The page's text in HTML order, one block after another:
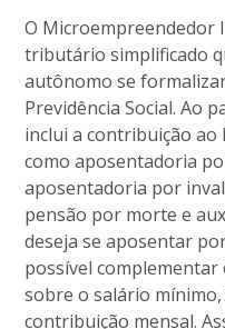
O Microempreendedor
tributário simplificado
autônomo se
Previdência Social. Ao
inclui a contribuição ao
como aposentadoria
aposentadoria por
pensão por morte e
deseja se aposentar
possível complementar
sobre o salário
contribuição mensal.